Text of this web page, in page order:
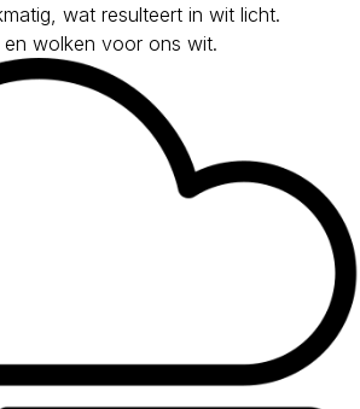
wat resulteert in wit licht.
en wolken voor ons wit.